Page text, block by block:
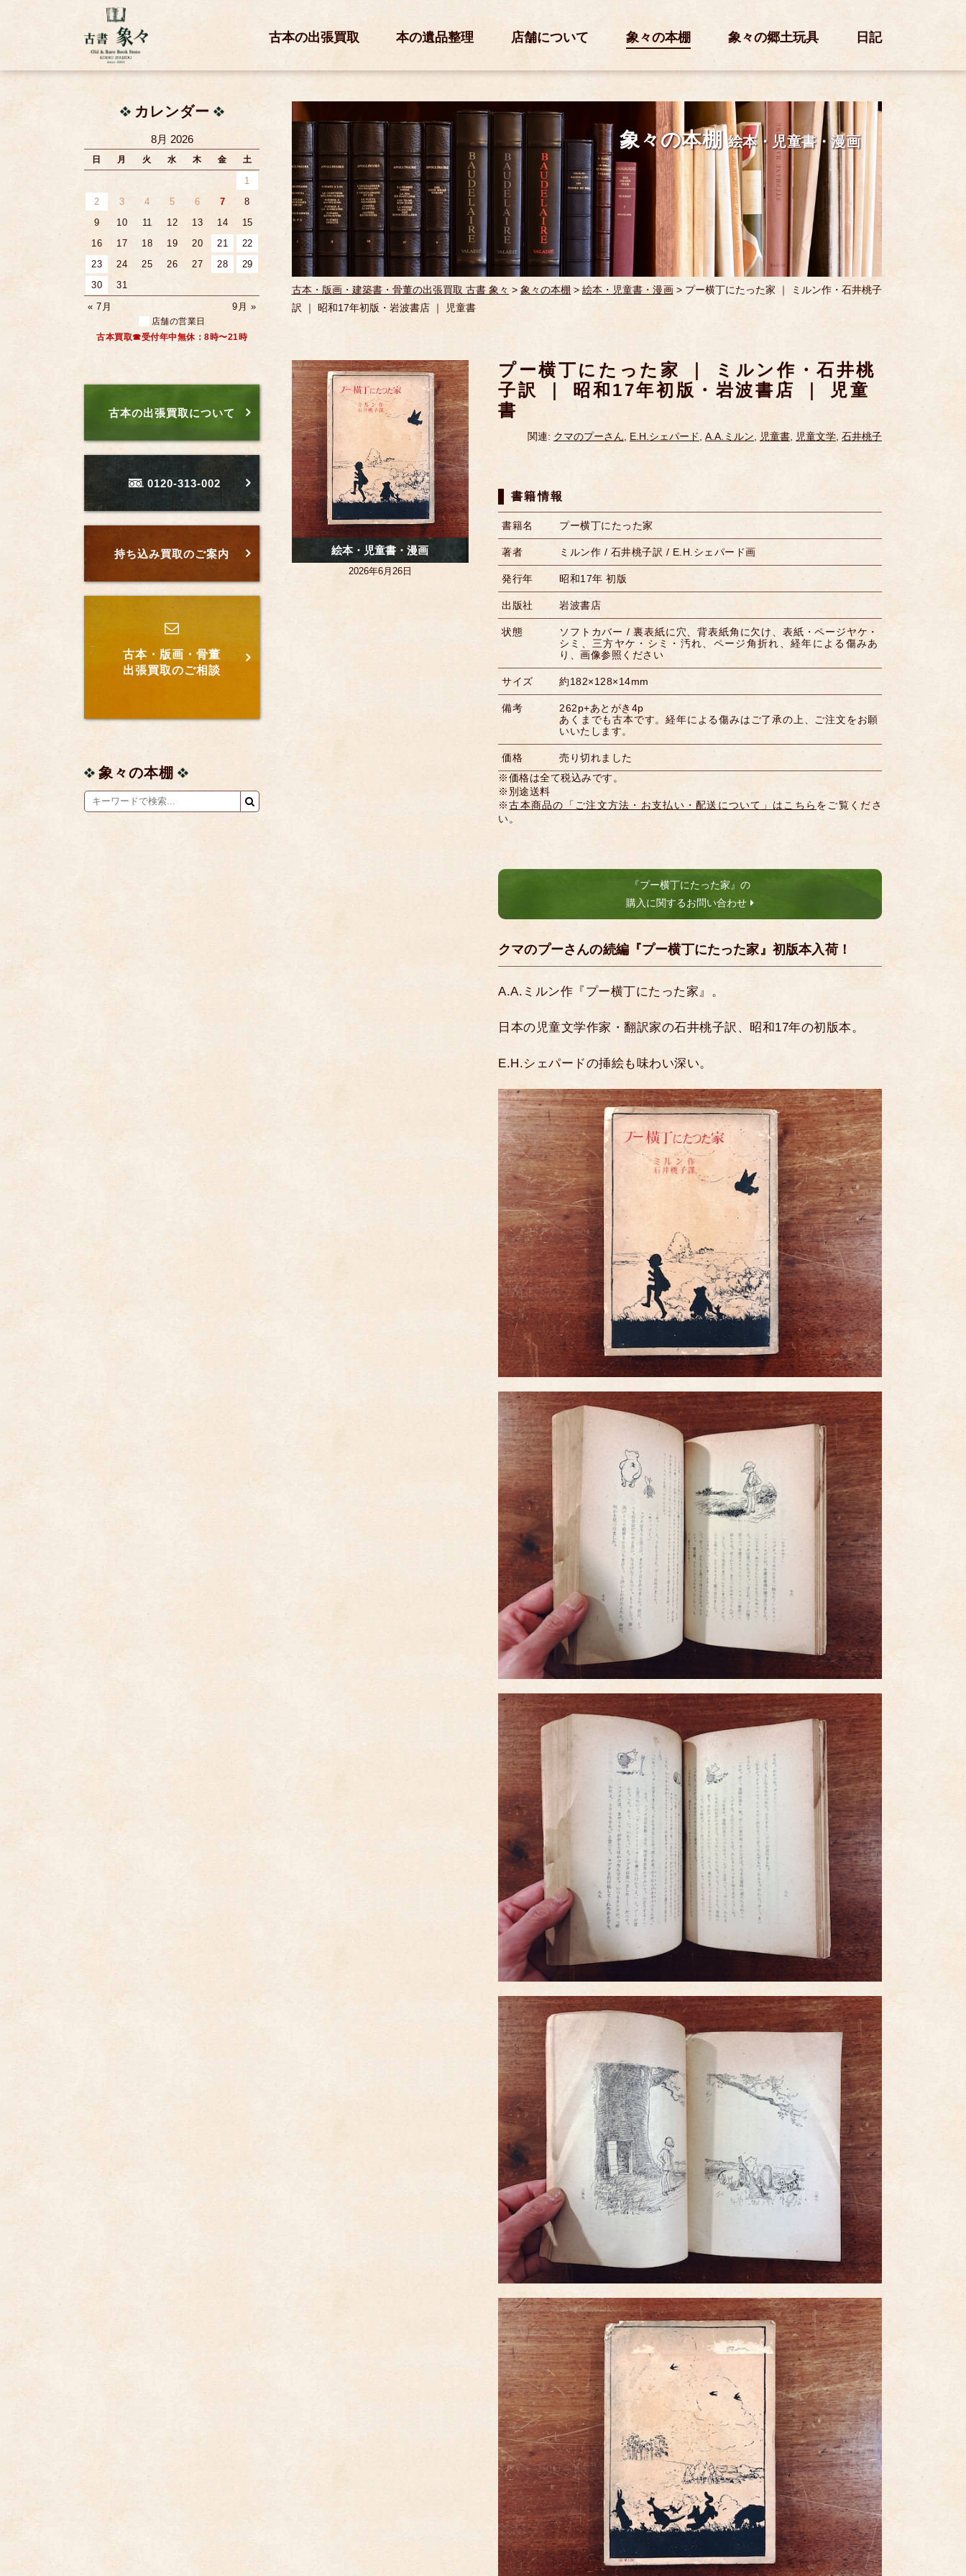
古本の出張買取 本の遺品整理 店舗について 象々の本棚 象々の郷土玩具 日記
象々の本棚絵本・児童書・漫画
古本・版画・建築書・骨董の出張買取 古書 象々 >象々の本棚 >絵本・児童書・漫画> プー横丁にたった家 ｜ ミルン作・石井桃子
訳 ｜ 昭和17年初版・岩波書店 ｜ 児童書
プー横丁にたった家 ｜ ミルン作・石井桃
子訳 ｜ 昭和17年初版・岩波書店 ｜ 児童
書
関連: クマのプーさん, E.H.シェパード, A.A.ミルン, 児童書, 児童文学, 石井桃子
書籍情報
書籍名 プー横丁にたった家
著者 ミルン作 / 石井桃子訳 / E.H.シェパード画
発行年 昭和17年 初版
出版社 岩波書店
状態
ソフトカバー / 裏表紙に穴、背表紙角に欠け、表紙・ページヤケ・
シミ、三方ヤケ・シミ・汚れ、ページ角折れ、経年による傷みあ
り、画像参照ください
サイズ 約182×128×14mm
備考
262p+あとがき4p
あくまでも古本です。経年による傷みはご了承の上、ご注文をお願
いいたします。
価格
売り切れました
※価格は全て税込みです。
※別途送料
※古本商品の「ご注文方法・お支払い・配送について」はこちら をご覧くださ
い。
『プー横丁にたった家』の
購入に関するお問い合わせ
クマのプーさんの続編『プー横丁にたった家』初版本入荷！
A.A.ミルン作『プー横丁にたった家』。
日本の児童文学作家・翻訳家の石井桃子訳、昭和17年の初版本。
E.H.シェパードの挿絵も味わい深い。
絵本・児童書・漫画
2026年6月26日
カレンダー
8月 2026
日 月 火 水 木 金 土
1
2
3 4 5 6 7
8
9
10 11 12 13 14
15
16
17 18 19 20 21
22
23
24 25 26 27 28
29
30
31
« 7月
9月 »
店舗の営業日
古本買取☎受付年中無休：8時〜21時
古本の出張買取について
0120-313-002
持ち込み買取のご案内
古本・版画・骨董
出張買取のご相談
象々の本棚